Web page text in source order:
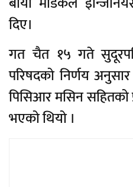
दिए।
गत चैत १५ गते
परिषदको निर्णय
पिसिआर मसिन सहितको
भएको थियो ।